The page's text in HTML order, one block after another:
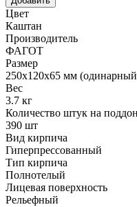
Цвет
Каштан
Производитель
ФАГОТ
Размер
250х120х65 мм
Вес
3.7 кг
Количество штук на
390 шт
Вид кирпича
Гиперпрессованный
Тип кирпича
Полнотелый
Лицевая поверхность
Рельефный